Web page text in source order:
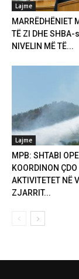
Lajme
MARRËDHËNIET
TË ZI DHE SHBA-
NIVELIN MË TË...
Lajme
MPB: SHTABI
KOORDINON ÇDO
AKTIVITETET NË
ZJARRIT...